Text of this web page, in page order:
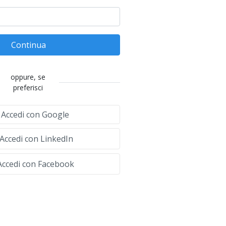
Continua
oppure, se
preferisci
con Google
con LinkedIn
con Facebook